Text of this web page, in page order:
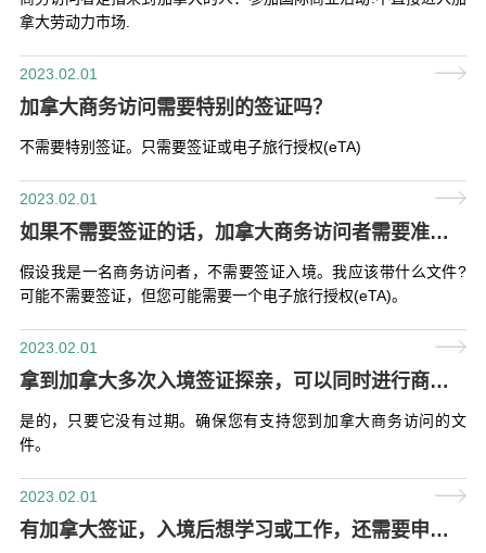
拿大劳动力市场.
2023.02.01
加拿大商务访问需要特别的签证吗？
不需要特别签证。只需要签证或电子旅行授权(eTA)
2023.02.01
如果不需要签证的话，加拿大商务访问者需要准备什么文件？
假设我是一名商务访问者，不需要签证入境。我应该带什么文件?
可能不需要签证，但您可能需要一个电子旅行授权(eTA)。
2023.02.01
拿到加拿大多次入境签证探亲，可以同时进行商务旅行吗？
是的，只要它没有过期。确保您有支持您到加拿大商务访问的文
件。
2023.02.01
有加拿大签证，入境后想学习或工作，还需要申请其他吗？